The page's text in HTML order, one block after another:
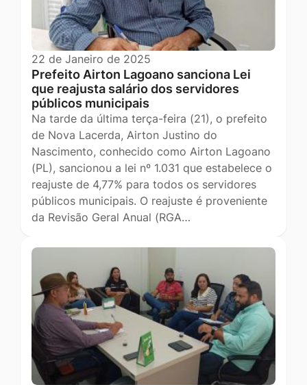
22 de Janeiro de 2025
Prefeito Airton Lagoano sanciona Lei
que reajusta salário dos servidores
públicos municipais
Na tarde da última terça-feira (21), o prefeito
de Nova Lacerda, Airton Justino do
Nascimento, conhecido como Airton Lagoano
(PL), sancionou a lei nº 1.031 que estabelece o
reajuste de 4,77% para todos os servidores
públicos municipais. O reajuste é proveniente
da Revisão Geral Anual (RGA…